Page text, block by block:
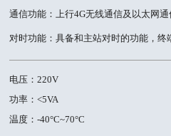
通信功能：上行4G无线通信及以太网
对时功能：具备和主站对时的功能，终
电压：220V
功率：<5VA
温度：-40°C~70°C